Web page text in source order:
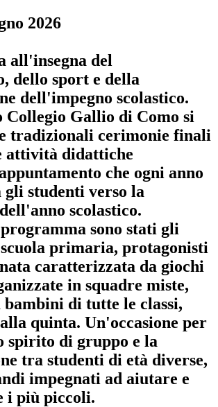
2026
all'insegna del
dello sport e della
dell'impegno scolastico.
Gallio di Como si
tradizionali cerimonie finali
attività didattiche
che ogni anno
gli studenti verso la
scolastico.
sono stati gli
primaria, protagonisti
caratterizzata da giochi
in squadre miste,
bambini di tutte le classi,
quinta. Un'occasione per
spirito di gruppo e la
tra studenti di età diverse,
impegnati ad aiutare e
i più piccoli.